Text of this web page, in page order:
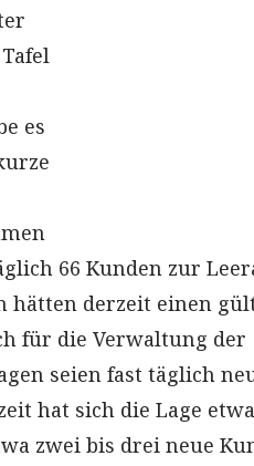
es
66 Kunden zur
hätten derzeit einen
für die Verwaltung der
seien fast täglich
hat sich die Lage
zwei bis drei neue